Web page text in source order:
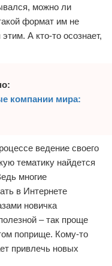
можно ли
формат им не
А кто-то осознает,
компании мира:
ведение своего
тематику найдется
многие
в Интернете
новичка
– так проще
поприще. Кому-то
привлечь новых